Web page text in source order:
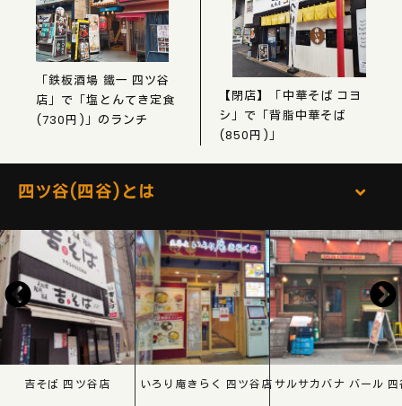
「鉄板酒場 鐵一 四ツ谷
店」で「塩とんてき定食
(730円)」のランチ
【閉店】「中華そば コヨ
シ」で「背脂中華そば
(850円)」
四ツ谷(四谷)とは
吉そば 四ツ谷店 いろり庵きらく 四ツ谷店サルサカバナ バール